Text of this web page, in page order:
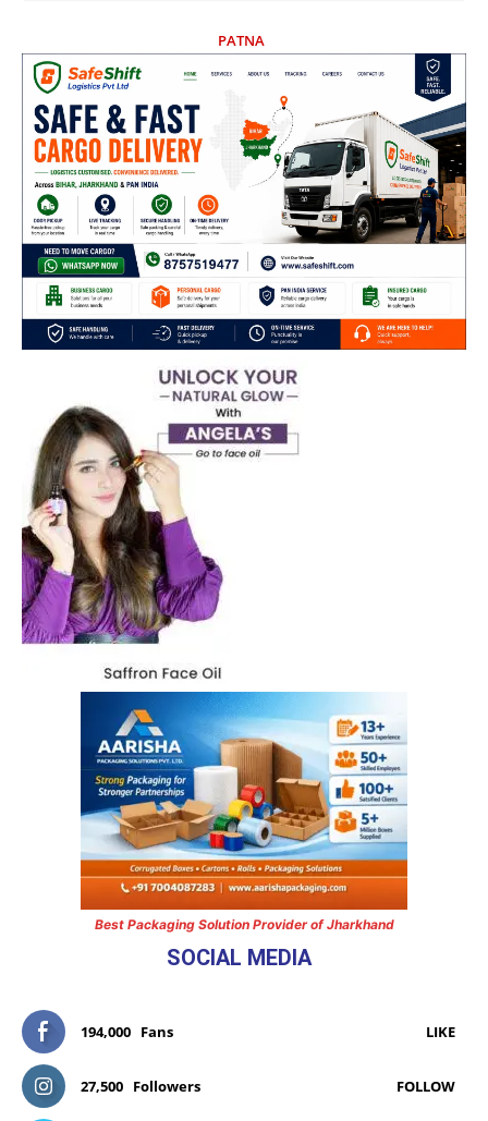
PATNA
Best Packaging Solution Provider of Jharkhand
SOCIAL MEDIA
194,000 Fans LIKE
27,500 Followers FOLLOW